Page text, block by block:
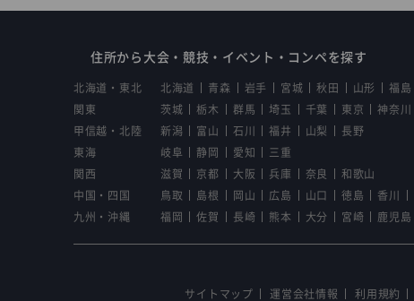
住所から大会・競技・イベント・コンペを探す
北海道・東北 北海道 青森 岩手 宮城 秋田 山形
福島
関東
茨城 栃木 群馬 埼玉 千葉 東京
神奈川
甲信越・北陸
新潟 富山 石川 福井 山梨
長野
東海
岐阜 静岡 愛知
三重
関西
滋賀 京都 大阪 兵庫 奈良
和歌山
中国・四国
鳥取 島根 岡山 広島 山口 徳島 香川
九州・沖縄
福岡 佐賀 長崎 熊本 大分 宮崎 鹿児島
サイトマップ 運営会社情報 利用規約